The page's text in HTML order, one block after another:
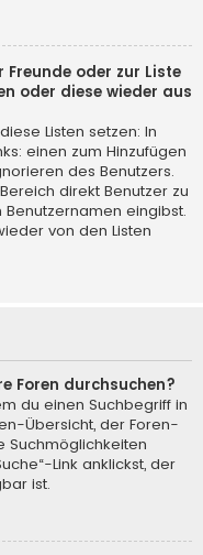
oder zur Liste
oder diese wieder aus
Listen setzen: In
einen zum Hinzufügen
des Benutzers.
direkt Benutzer zu
eingibst.
von den Listen
Foren durchsuchen?
du einen Suchbegriff in
Übersicht, der Foren-
Suchmöglichkeiten
Link anklickst, der
ist.